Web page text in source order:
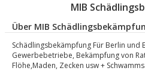
MIB
Über MIB
Schädlingsbekämpfung Für Berlin und
Gewerbebetriebe, Bekämpfung von
Flöhe,Maden, Zecken usw +